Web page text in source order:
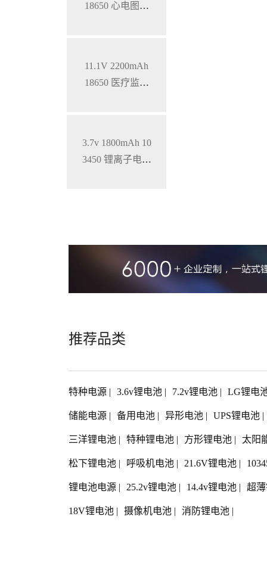
18650 心电图机
11.1V 2200mAh
18650 医疗监护
3.7v 1800mAh 10
3450 锂离子电池
推荐品类
特种电源 | 3.6v锂电池 | 7.2v锂电池 | LG锂电
储能电源 | 备用电池 | 异形电池 | UPS锂电池 |
三洋锂电池 | 特种锂电池 | 方形锂电池 | 太阳
松下锂电池 | 呼吸机电池 | 21.6V锂电池 |
锂电池电源 | 25.2v锂电池 | 14.4v锂电池 | 超
18V锂电池 | 摄像机电池 | 消防锂电池 |